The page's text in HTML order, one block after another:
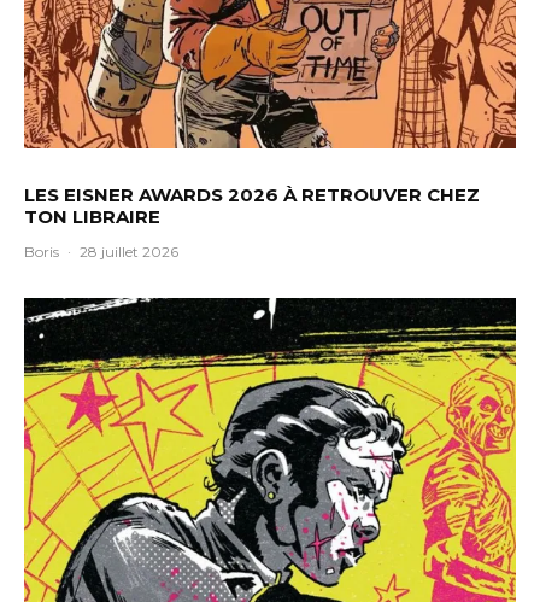
LES EISNER AWARDS 2026 À RETROUVER CHEZ
TON LIBRAIRE
Boris · 28 juillet 2026